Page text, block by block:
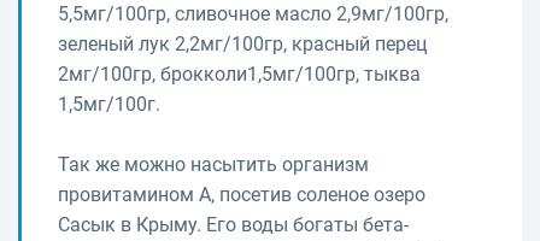
5,5мг/100гр, сливочное масло 2,9мг/100гр,
зеленый лук 2,2мг/100гр, красный перец
2мг/100гр, брокколи1,5мг/100гр, тыква
1,5мг/100г.
Так же можно насытить организм
провитамином А, посетив соленое озеро
Сасык в Крыму. Его воды богаты бета-